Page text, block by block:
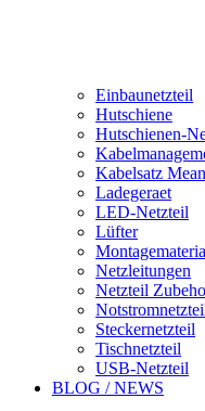
Einbaunetzteil
Hutschiene
Hutschienen-
Kabelsatz
Ladegeraet
LED-Netzteil
Lüfter
Netzleitungen
Netzteil
Steckernetzteil
Tischnetzteil
USB-Netzteil
BLOG / NEWS